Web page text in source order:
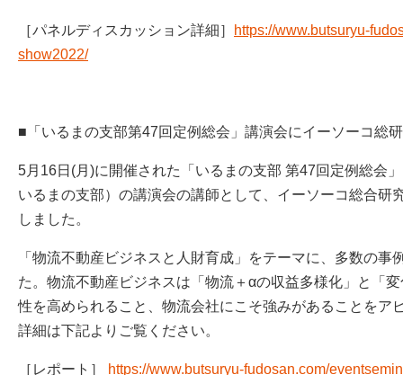
［パネルディスカッション詳細］
https://www.butsuryu-
show2022/
■「いるまの支部第47回定例総会」講演会にイーソーコ総
5月16日(月)に開催された「いるまの支部 第47回定例総会
いるまの支部）の講演会の講師として、イーソーコ総合研
しました。
「物流不動産ビジネスと人財育成」をテーマに、多数の事
た。物流不動産ビジネスは「物流＋αの収益多様化」と「
性を高められること、物流会社にこそ強みがあることをア
詳細は下記よりご覧ください。
［レポート］ https://www.butsuryu-fudosan.com/